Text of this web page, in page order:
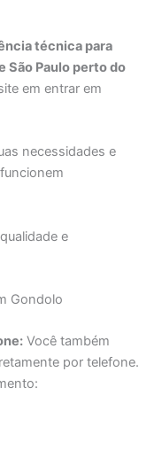
técnica para
São Paulo perto do
em entrar em
necessidades e
e
Gondolo
Você também
por telefone.